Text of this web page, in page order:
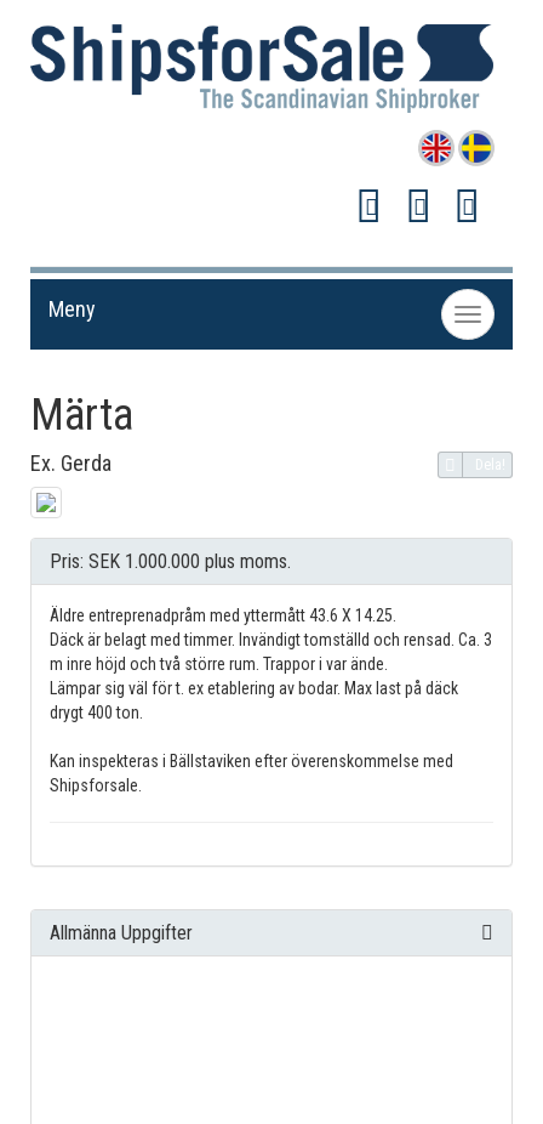
Toggle
navigation
Meny
Märta
Ex. Gerda Dela!
Pris: SEK 1.000.000 plus moms.
Äldre entreprenadpråm med yttermått 43.6 X 14.25.
Däck är belagt med timmer. Invändigt tomställd och rensad. Ca. 3
m inre höjd och två större rum. Trappor i var ände.
Lämpar sig väl för t. ex etablering av bodar. Max last på däck
drygt 400 ton.
Kan inspekteras i Bällstaviken efter överenskommelse med
Shipsforsale.
Allmänna Uppgifter